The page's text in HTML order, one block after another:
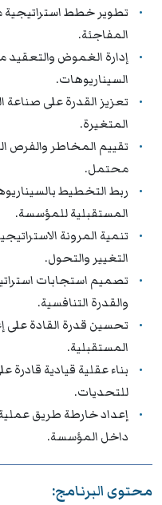
تطوير خطط استراتيجية
المفاجئة.
إدارة الغموض والتعقيد
السيناريوهات.
تعزيز القدرة على صناعة
المتغيرة.
تقييم المخاطر والفرص
محتمل.
ربط التخطيط
المستقبلية للمؤسسة.
تنمية المرونة
التغيير والتحول.
تصميم استجابات
والقدرة التنافسية.
تحسين قدرة القادة على
المستقبلية.
بناء عقلية قيادية قادرة
للتحديات.
إعداد خارطة طريق
داخل المؤسسة.
محتوى البرنامج: